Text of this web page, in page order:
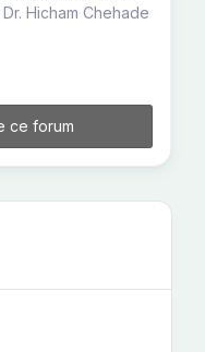
Hicham Chehade
ce forum